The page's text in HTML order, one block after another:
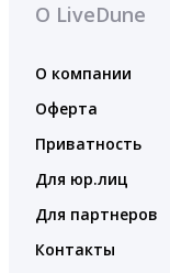
О LiveDune
О компании
Оферта
Приватность
Для юр.лиц
Для партнеров
Контакты